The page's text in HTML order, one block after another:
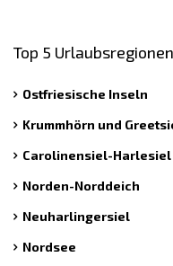
Top 5 Urlaubsregionen
Ostfriesische Inseln
Krummhörn und
Carolinensiel-Harlesiel
Norden-Norddeich
Neuharlingersiel
Nordsee